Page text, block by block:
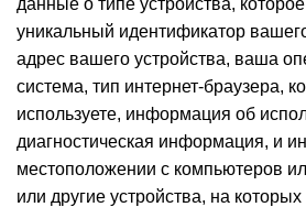
данные о типе устройства,
уникальный идентификатор
адрес вашего устройства, ваша
система, тип интернет-браузера,
используете, информация об
диагностическая информация, и
местоположении с компьютеров
или другие устройства, на